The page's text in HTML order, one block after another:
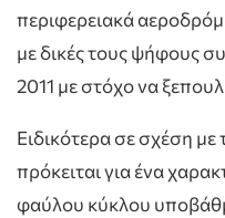
περιφερειακά
με δικές τους ψήφους
2011 με στόχο να
Ειδικότερα σε σχέση με
πρόκειται για ένα
φαύλου κύκλου